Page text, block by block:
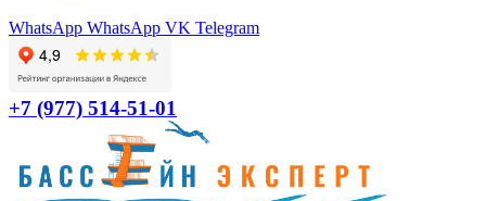
WhatsApp WhatsApp VK Telegram
+7 (977) 514-51-01